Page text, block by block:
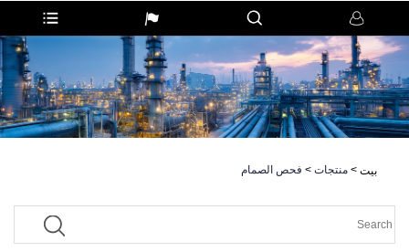
بيت > منتجات > فحص الصمام